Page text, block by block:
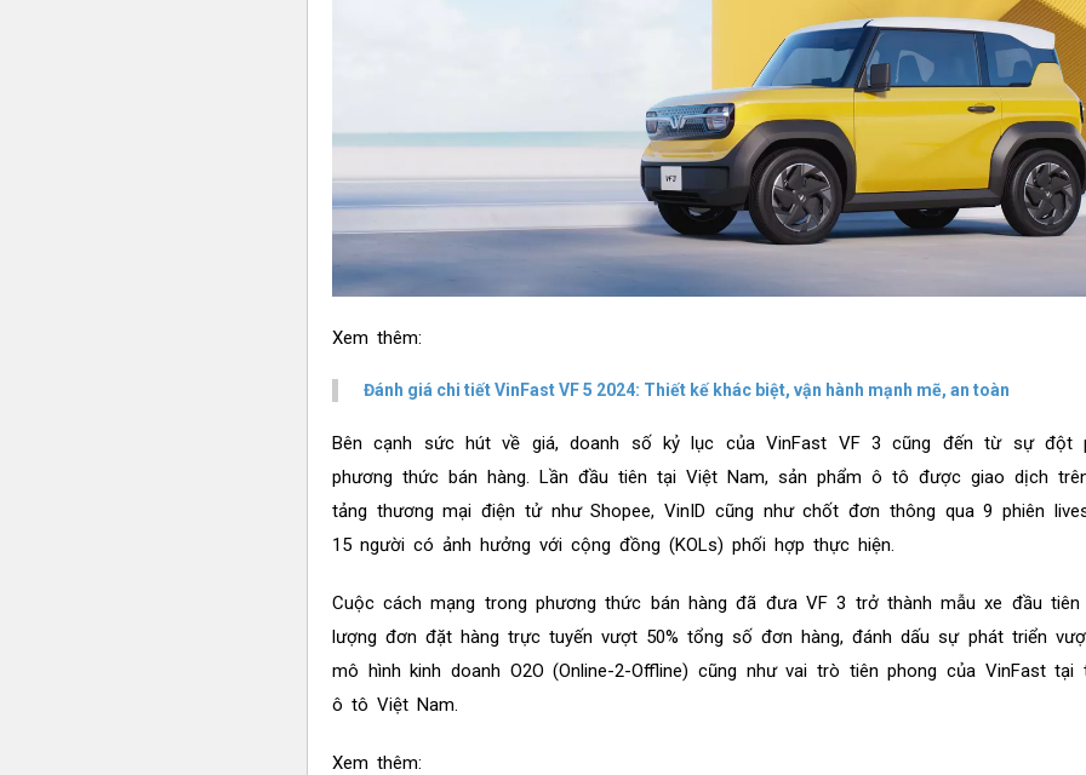
Xem thêm:
Đánh giá chi tiết VinFast VF 5 2024: Thiết kế khác biệt, vận hành mạnh mẽ, an toàn
Bên cạnh sức hút về giá, doanh số kỷ lục của VinFast VF 3 cũng đến từ sự đột
phương thức bán hàng. Lần đầu tiên tại Việt Nam, sản phẩm ô tô được giao dịch
tảng thương mại điện tử như Shopee, VinID cũng như chốt đơn thông qua 9 phiên
15 người có ảnh hưởng với cộng đồng (KOLs) phối hợp thực hiện.
Cuộc cách mạng trong phương thức bán hàng đã đưa VF 3 trở thành mẫu xe đầu
lượng đơn đặt hàng trực tuyến vượt 50% tổng số đơn hàng, đánh dấu sự phát triển
mô hình kinh doanh O2O (Online-2-Offline) cũng như vai trò tiên phong của VinFast tại
ô tô Việt Nam.
Xem thêm: